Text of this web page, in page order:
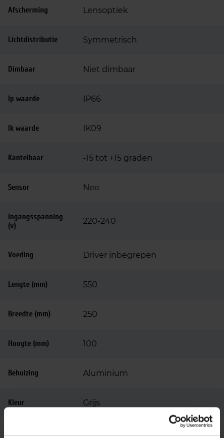
Afscherming Lensoptiek
Lichtdistributie Symmetrisch
Dimbaar Niet dimbaar
Ip waarde IP66
Ik waarde IK09
Kantelbaar -15 tot +15 graden
Sensor Nee
Ingangsspanning
(v)
220-240
Voeding Driver inbegrepen
Lengte (mm) 550
Breedte (mm) 250
Hoogte (mm) 100
Behuizing Aluminium
Kleur Grijs